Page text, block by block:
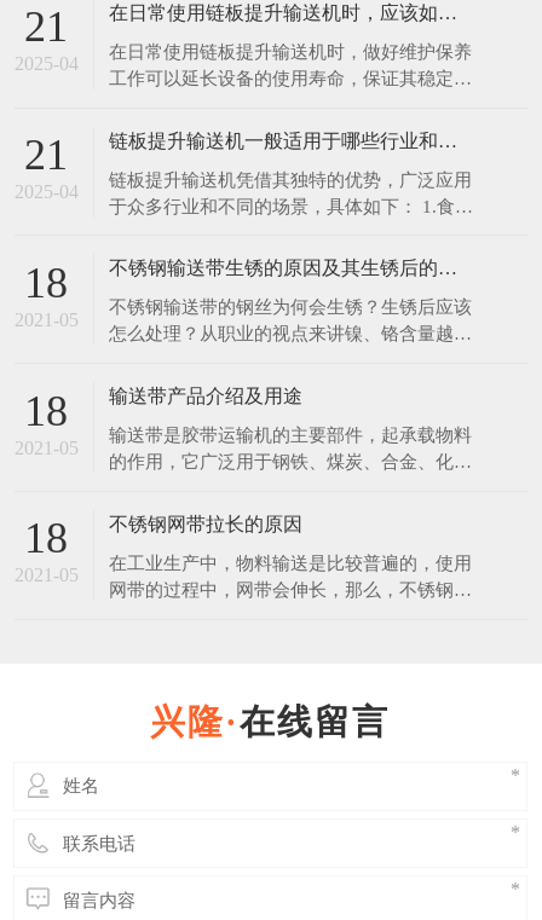
21
2025-04
在日常使用链板提升输送机时，应该如何进行维护保养呢
在日常使用链板提升输送机时，做好维护保养
工作可以延长设备的使用寿命，保证其稳定、
1.清洁设备：每次使用前后，都应清理输送机
表面及链板上残留的物料、灰尘和杂物。可以
使用干净的抹布擦拭设备表面，对于顽固污
渍，可使用中性清洁剂进行清洗，然后用清水
21
2025-04
链板提升输送机一般适用于哪些行业和场景呢
链板提升输送机凭借其独特的优势，广泛应用
于众多行业和不同的场景，具体如下： 1.食品
干、糖果等烘焙食品的生产，链板提升输送机
装工位，由于其能采用符合食品卫生标准的不
锈钢材质链板，可有效避免食品受到污染。在
18
2021-05
不锈钢输送带生锈的原因及其生锈后的处理办法
不锈钢输送带的钢丝为何会生锈？生锈后应该
怎么处理？从职业的视点来讲镍、铬含量越
的，放在恶劣环境下，也会生锈。 不锈钢是
钢称为不锈钢。不锈钢是在通常碳素钢中增加
一定含量的铬元素锻炼制成的。不锈钢之所以
18
2021-05
输送带产品介绍及用途
输送带是胶带运输机的主要部件，起承载物料
的作用，它广泛用于钢铁、煤炭、合金、化
载体和其运输方式相比具有操作安全、使用方
便、维修容易、运费低廉且可实现连续化，缩
短运输距离等优点。 普通输送带产品说明：
覆盖层：拉伸强度不小于15Mpa，扯断伸长度
18
2021-05
不锈钢网带拉长的原因
在工业生产中，物料输送是比较普遍的，使用
网带的过程中，网带会伸长，那么，不锈钢网
性，而这些伸长后是缩不回来的。 延伸性的
在线留言